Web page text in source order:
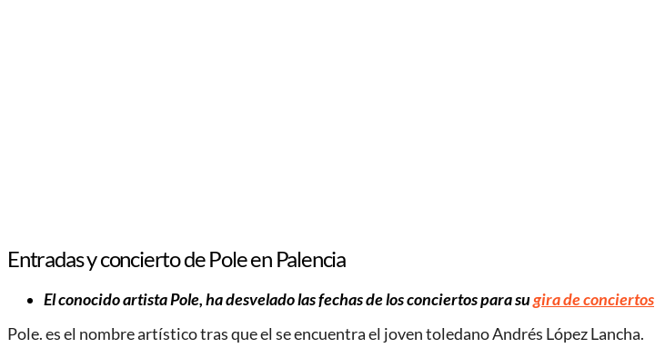
Entradas y concierto de Pole en Palencia
El conocido artista Pole, ha desvelado las fechas de los conciertos para sugira de conciertos
Pole. es el nombre artístico tras que el se encuentra el joven toledano Andrés López Lancha.